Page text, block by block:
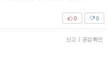
0
0
신고 | 공감 확인